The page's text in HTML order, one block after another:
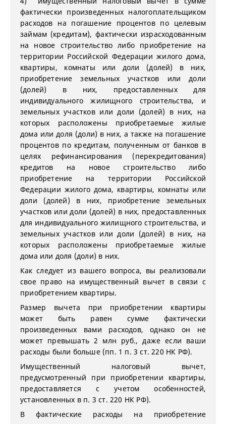
фактически произведенных налогоплательщиком
расходов на погашение процентов по целевым
займам (кредитам), фактически израсходованным
на новое строительство либо приобретение на
территории Российской Федерации жилого дома,
квартиры, комнаты или доли (долей) в них,
приобретение земельных участков или доли
(долей) в них, предоставленных для
индивидуального жилищного строительства, и
земельных участков или доли (долей) в них, на
которых расположены приобретаемые жилые
дома или доля (доли) в них, а также на погашение
процентов по кредитам, полученным от банков в
целях рефинансирования (перекредитования)
кредитов на новое строительство либо
приобретение на территории Российской
Федерации жилого дома, квартиры, комнаты или
доли (долей) в них, приобретение земельных
участков или доли (долей) в них, предоставленных
для индивидуального жилищного строительства, и
земельных участков или доли (долей) в них, на
которых расположены приобретаемые жилые
дома или доля (доли) в них.
Как следует из вашего вопроса, вы реализовали
свое право на имущественный вычет в связи с
приобретением квартиры.
Размер вычета при приобретении квартиры
может быть равен сумме фактически
произведенных вами расходов, однако он не
может превышать 2 млн руб., даже если ваши
расходы были больше (пп. 1 п. 3 ст. 220 НК РФ).
Имущественный налоговый вычет,
предусмотренный при приобретении квартиры,
предоставляется с учетом особенностей,
установленных в п. 3 ст. 220 НК РФ).
В фактические расходы на приобретение